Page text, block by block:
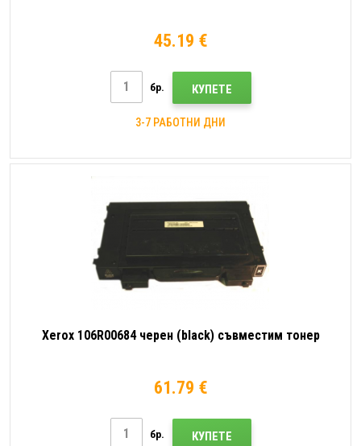
45.19 €
бр. КУПЕТЕ
3-7 РАБОТНИ ДНИ
Xerox 106R00684 черен (black) съвместим тонер
61.79 €
бр. КУПЕТЕ